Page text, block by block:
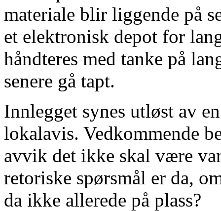
materiale blir liggende på
et elektronisk depot for
håndteres med tanke på
senere gå tapt.
Innlegget synes utløst av
lokalavis. Vedkommende
avvik det ikke skal være
retoriske spørsmål er da,
da ikke allerede på plass?